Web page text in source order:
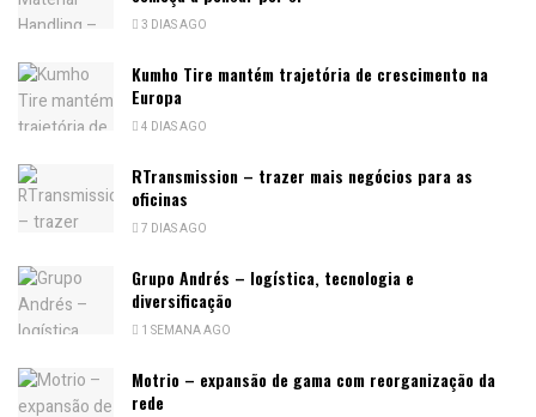
3 DIAS AGO
Kumho Tire mantém trajetória de crescimento na
Europa
4 DIAS AGO
RTransmission – trazer mais negócios para as
oficinas
7 DIAS AGO
Grupo Andrés – logística, tecnologia e
diversificação
1 SEMANA AGO
Motrio – expansão de gama com reorganização da
rede